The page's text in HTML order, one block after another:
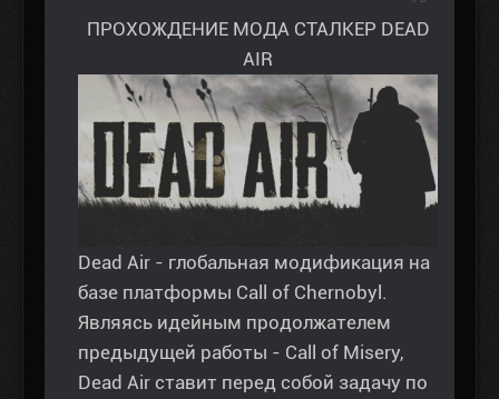
ПРОХОЖДЕНИЕ МОДА СТАЛКЕР DEAD
AIR
Dead Air - глобальная модификация на
базе платформы Call of Chernobyl.
Являясь идейным продолжателем
предыдущей работы - Call of Misery,
Dead Air ставит перед собой задачу по